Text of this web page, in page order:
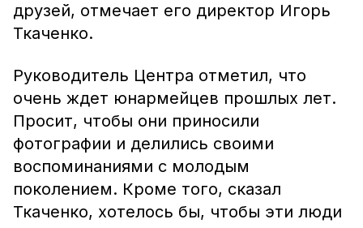
друзей, отмечает его директор Игорь
Ткаченко.
Руководитель Центра отметил, что
очень ждет юнармейцев прошлых лет.
Просит, чтобы они приносили
фотографии и делились своими
воспоминаниями с молодым
поколением. Кроме того, сказал
Ткаченко, хотелось бы, чтобы эти люди